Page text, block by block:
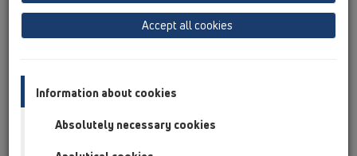
Příslušenství
Accept all cookies
Information about cookies
Absolutely necessary cookies